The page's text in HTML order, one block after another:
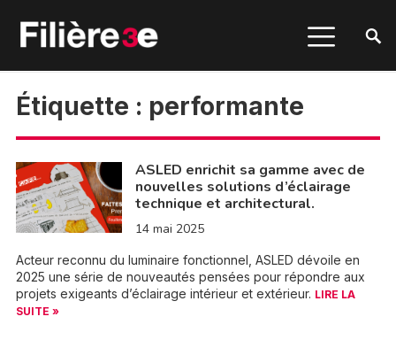
Étiquette : performante
ASLED enrichit sa gamme avec de
nouvelles solutions d’éclairage
technique et architectural.
14 mai 2025
Acteur reconnu du luminaire fonctionnel, ASLED dévoile en
2025 une série de nouveautés pensées pour répondre aux
projets exigeants d’éclairage intérieur et extérieur. LIRE LA
SUITE »